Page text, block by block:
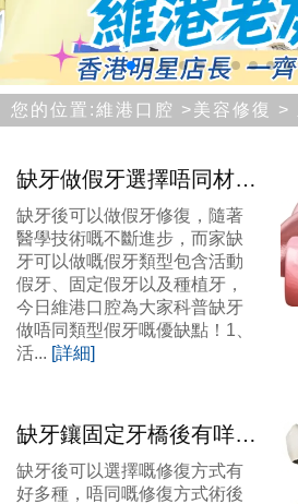
您的位置:維港口腔 >美容修復 >
缺牙做假牙選擇唔同材料
有咩優缺點？大陸假牙價
錢？
缺牙後可以做假牙修復，隨著
醫學技術嘅不斷進步，而家缺
牙可以做嘅假牙類型包含活動
假牙、固定假牙以及種植牙，
今日維港口腔為大家科普缺牙
做唔同類型假牙嘅優缺點！1、
活... [詳細]
缺牙鑲固定牙橋後有咩要
注意？大陸假牙價錢？
缺牙後可以選擇嘅修復方式有
好多種，唔同嘅修復方式術後